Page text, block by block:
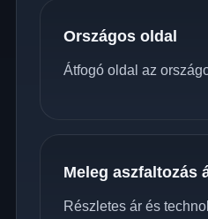
Országos oldal
Átfogó oldal az
Meleg aszfaltozás
Részletes ár és